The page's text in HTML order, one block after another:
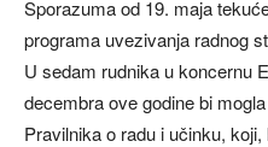
Sporazuma od 19. maja
programa uvezivanja radnog
U sedam rudnika u koncernu
decembra ove godine bi
Pravilnika o radu i učinku,